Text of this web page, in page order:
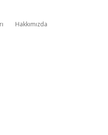
Hakkımızda